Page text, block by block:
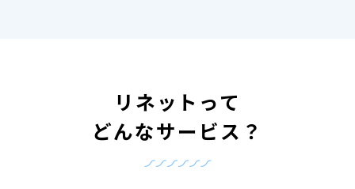
リネットって
どんなサービス？